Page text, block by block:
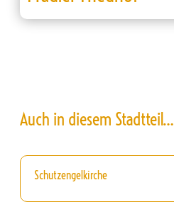
Auch in diesem Stadtteil…
Schutzengelkirche